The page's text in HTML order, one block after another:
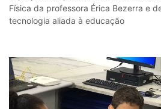
Física da professora Érica Bezerra e
tecnologia aliada à educação